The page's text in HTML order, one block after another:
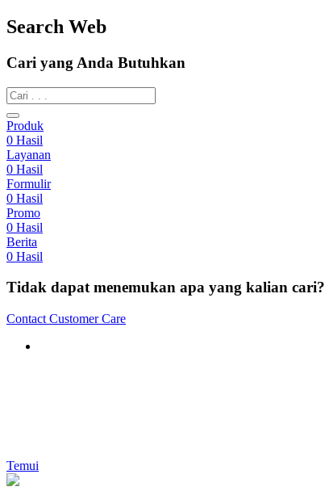
Search Web
Cari yang Anda Butuhkan
Produk
0 Hasil
Layanan
0 Hasil
Formulir
0 Hasil
Promo
0 Hasil
Berita
0 Hasil
Tidak dapat menemukan apa yang kalian cari?
Contact Customer Care
Temui